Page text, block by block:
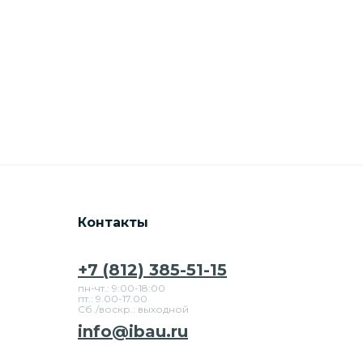
+7 (812) 385-51-15
пн-чт.: 9:00-18:00
пт.: 9.00-17.00
Сб./воскр.: выходной
Контакты
info@ibau.ru